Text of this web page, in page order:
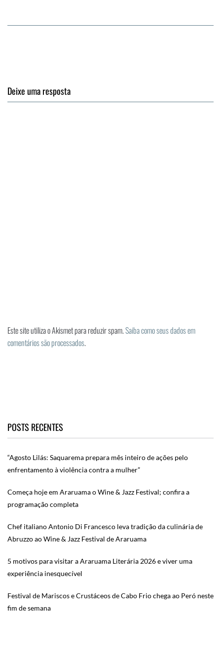
Deixe uma resposta
Este site utiliza o Akismet para reduzir spam.Saiba como seus dados em
comentários são processados.
POSTS RECENTES
“Agosto Lilás: Saquarema prepara mês inteiro de ações pelo
enfrentamento à violência contra a mulher”
Começa hoje em Araruama o Wine & Jazz Festival; confira a
programação completa
Chef italiano Antonio Di Francesco leva tradição da culinária de
Abruzzo ao Wine & Jazz Festival de Araruama
5 motivos para visitar a Araruama Literária 2026 e viver uma
experiência inesquecível
Festival de Mariscos e Crustáceos de Cabo Frio chega ao Peró neste
fim de semana